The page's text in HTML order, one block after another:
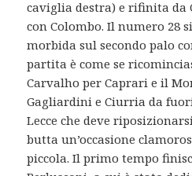
caviglia destra) e rifinita da
con Colombo. Il numero 28
morbida sul secondo palo
partita è come se
Carvalho per Caprari e il
Gagliardini e Ciurria da
Lecce che deve
butta un’occasione
piccola. Il primo tempo